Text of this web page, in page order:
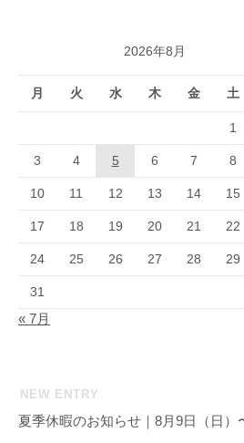
2026年8月
月 火 水 木 金 土
1
3 4 5 6 7 8
10 11 12 13 14 15
17 18 19 20 21 22
24 25 26 27 28 29
31
« 7月
NEW ENTRY
夏季休暇のお知らせ｜8月9日（日）